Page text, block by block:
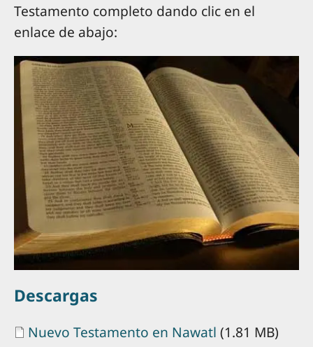
Testamento completo dando clic en el
enlace de abajo:
Descargas
Document
Nuevo Testamento en Nawatl (1.81 MB)